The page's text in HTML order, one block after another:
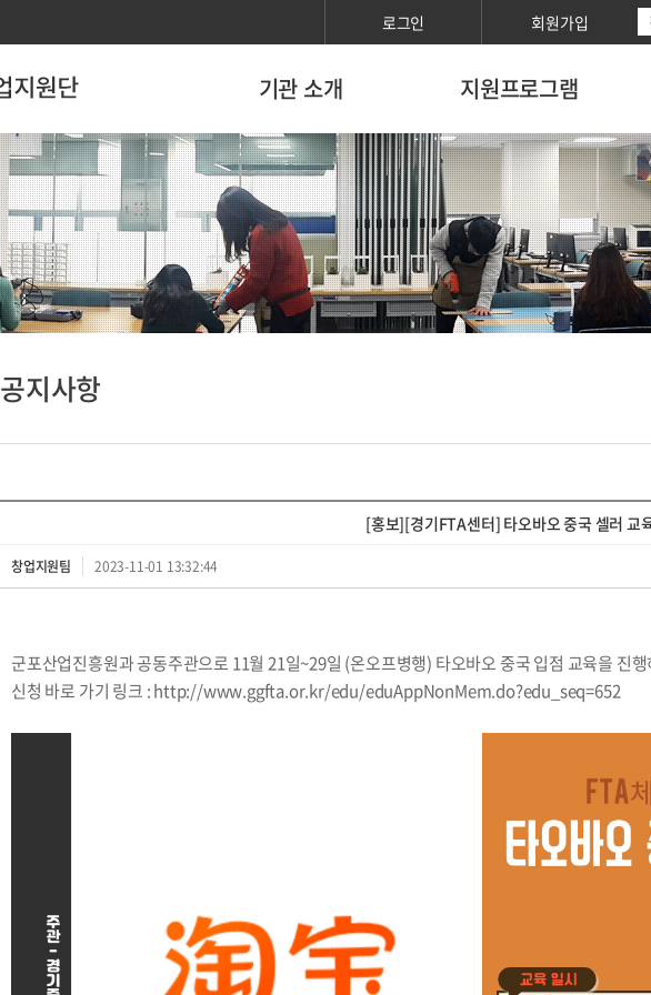
로그인 회원가입
기관 소개 지원프로그램
공지사항
[홍보][경기FTA센터] 타오바오 중국 셀러 교
창업지원팀 2023-11-01 13:32:44
군포산업진흥원과 공동주관으로 11월 21일~29일 (온오프병행) 타오바오 중국 입점 교육을 진
신청 바로 가기 링크 :http://www.ggfta.or.kr/edu/eduAppNonMem.do?edu_seq=652